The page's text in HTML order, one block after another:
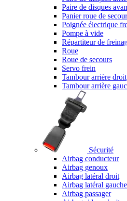
Paire de disques
Panier roue de
Poignée électrique
Pompe à vide
Répartiteur de
Roue
Roue de secours
Servo frein
Tambour arrière droit
Tambour arrière
Sécurité
Airbag conducteur
Airbag genoux
Airbag latéral droit
Airbag latéral gauche
Airbag passager